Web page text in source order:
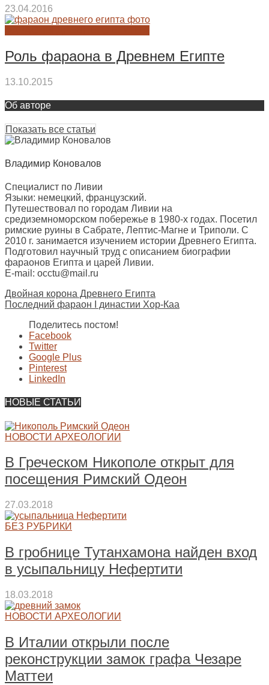
23.04.2016
Роль фараона в Древнем Египте
13.10.2015
Об авторе
Показать все статьи
Владимир Коновалов
Специалист по Ливии
Языки: немецкий, французский.
Путешествовал по городам Ливии на
средиземноморском побережье в 1980-х годах. Посетил
римские руины в Сабрате, Лептис-Магне и Триполи. С
2010 г. занимается изучением истории Древнего Египта.
Подготовил научный труд с описанием биографии
фараонов Египта и царей Ливии.
E-mail: occtu@mail.ru
Двойная корона Древнего Египта
Последний фараон I династии Хор-Каа
Поделитесь постом!
Facebook
Twitter
Google Plus
Pinterest
LinkedIn
НОВЫЕ СТАТЬИ
НОВОСТИ АРХЕОЛОГИИ
В Греческом Никополе открыт для
посещения Римский Одеон
27.03.2018
БЕЗ РУБРИКИ
В гробнице Тутанхамона найден вход
в усыпальницу Нефертити
18.03.2018
НОВОСТИ АРХЕОЛОГИИ
В Италии открыли после
реконструкции замок графа Чезаре
Маттеи